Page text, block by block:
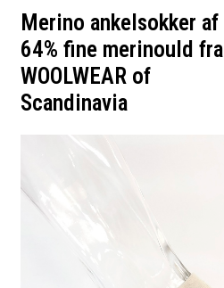
Merino ankelsokker af
64% fine merinould fra
WOOLWEAR of
Scandinavia